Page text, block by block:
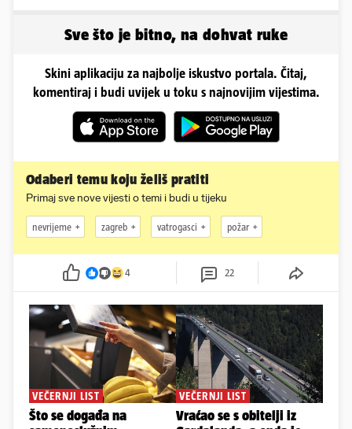
Sve što je bitno, na dohvat ruke
Skini aplikaciju za najbolje iskustvo portala. Čitaj,
komentiraj i budi uvijek u toku s najnovijim vijestima.
Odaberi temu koju želiš pratiti
Primaj sve nove vijesti o temi i budi u tijeku
nevrijeme zagreb vatrogasci požar
4 22